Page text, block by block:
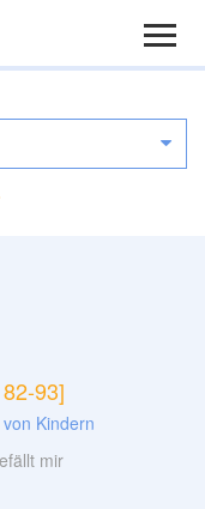
93]
Kindern
mir